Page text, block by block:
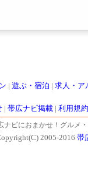
遊ぶ・宿泊 求人・ア
| 帯広ナビ掲載| 利用規約
ナビにおまかせ！グルメ
2005-2016 帯